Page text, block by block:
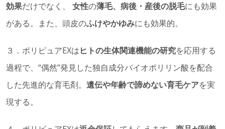
効果だけでなく、 女性の薄毛、病後・産後の脱毛にも効果
がある。また、頭皮のふけやかゆみにも効果的。
３．ポリピュアEXはヒトの生体関連機能の研究を応用する
過程で、“偶然”発見した独自成分バイオポリリン酸を配合
した先進的な育毛剤。 遺伝や年齢で諦めない育毛ケアを実
現する。